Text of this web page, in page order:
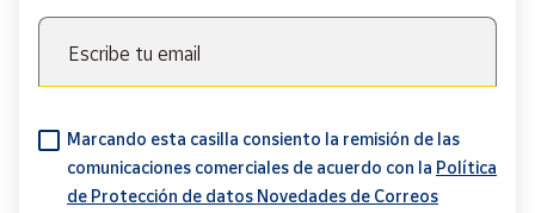
Escribe tu email
Marcando esta casilla consiento la remisión de las
comunicaciones comerciales de acuerdo con la Política
de Protección de datos Novedades de Correos